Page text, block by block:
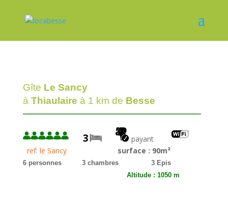
Gîte Le Sancy
à Thiaulaire à 1 km de Besse
—————————————————————————
3
payant
ref: le Sancy
surface : 90m²
6 personnes 3 chambres 3 Epis
Altitude : 1050 m